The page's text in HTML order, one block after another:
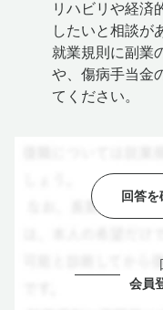
リハビリや経済
したいと相談が
就業規則に副業
や、傷病手当金
てください。
回答を
会員